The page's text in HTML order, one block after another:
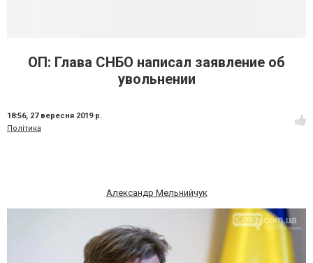
ОП: Глава СНБО написал заявление об
увольнении
18:56, 27 вересня 2019 р.
Політика
Александр Мельнийчук